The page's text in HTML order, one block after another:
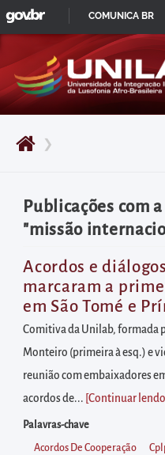
Pular
para
início
do
principal
Acessar
diretamente
o
menu
principal
Acessar
diretamente
à
área
para
realizar
❯
Publicações com
"missão
Acordos e
marcaram a
em São Tomé e
Comitiva da Unilab, formada
Monteiro (primeira à esq.) e
reunião com embaixadores
acordos de... [Continuar lendo
Palavras-chave
Acordos De Cooperação
GOVBR
COMUNICA BR